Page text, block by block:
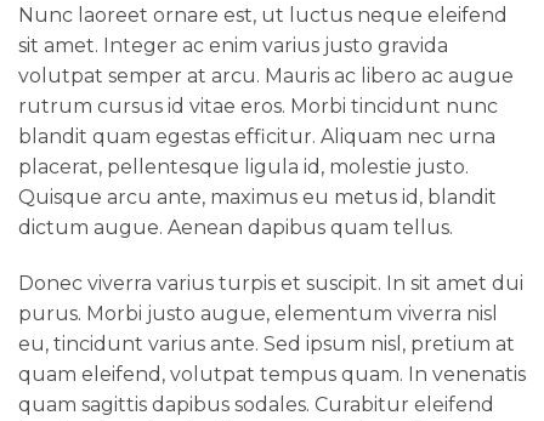
Nunc laoreet ornare est, ut luctus neque eleifend
sit amet. Integer ac enim varius justo gravida
volutpat semper at arcu. Mauris ac libero ac augue
rutrum cursus id vitae eros. Morbi tincidunt nunc
blandit quam egestas efficitur. Aliquam nec urna
placerat, pellentesque ligula id, molestie justo.
Quisque arcu ante, maximus eu metus id, blandit
dictum augue. Aenean dapibus quam tellus.
Donec viverra varius turpis et suscipit. In sit amet dui
purus. Morbi justo augue, elementum viverra nisl
eu, tincidunt varius ante. Sed ipsum nisl, pretium at
quam eleifend, volutpat tempus quam. In venenatis
quam sagittis dapibus sodales. Curabitur eleifend